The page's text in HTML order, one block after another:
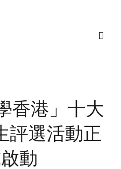
香港」十大
評選活動正
動